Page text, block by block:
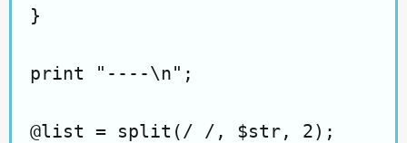
}
print "----\n";
@list = split(/ /, $str, 2);